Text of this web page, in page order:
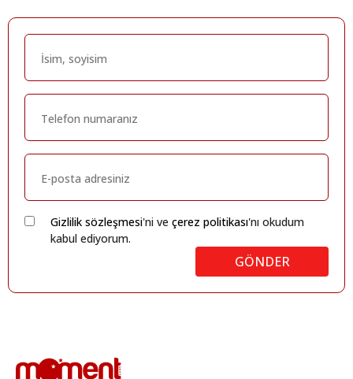
Gizlilik sözleşmesi'ni ve çerez politikası'nı okudum
kabul ediyorum.
GÖNDER